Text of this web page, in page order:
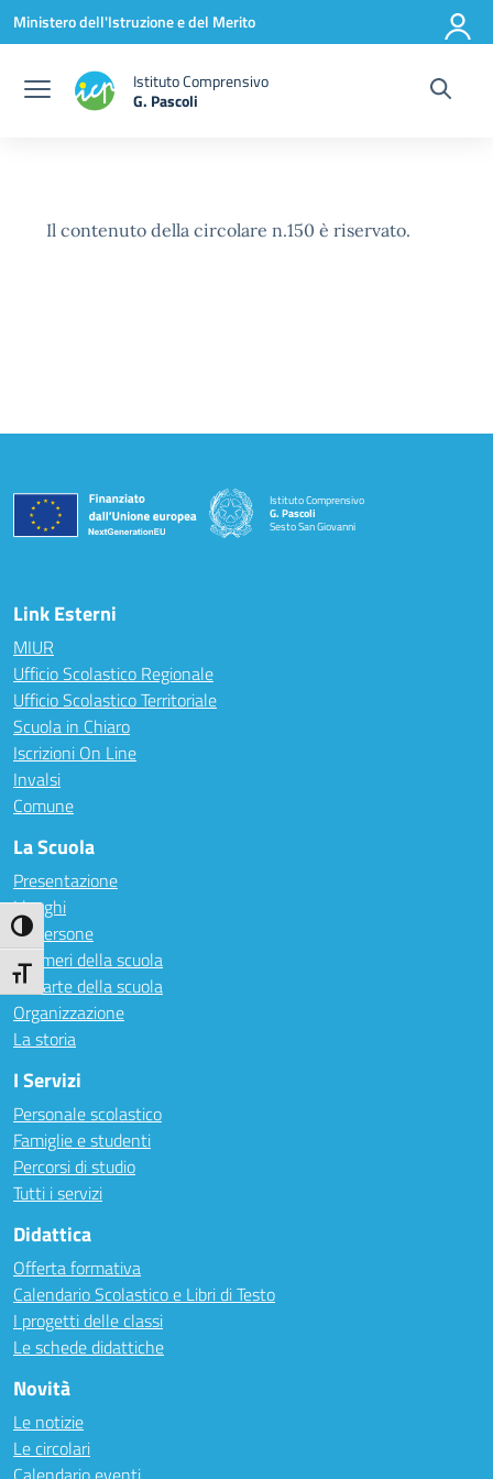
Attiva/disattiva alto contrasto
Attiva/disattiva dimensione testo
Vai ai contenuti
Vai al menu di navigazione
Vai al footer
Ministero dell'Istruzione e del Merito
Istituto Comprensivo
G. Pascoli
Il contenuto della circolare n.150 è riservato.
Istituto Comprensivo
G. Pascoli
Sesto San Giovanni
Link Esterni
MIUR
Ufficio Scolastico Regionale
Ufficio Scolastico Territoriale
Scuola in Chiaro
Iscrizioni On Line
Invalsi
Comune
La Scuola
Presentazione
I luoghi
Le persone
I numeri della scuola
Le carte della scuola
Organizzazione
La storia
I Servizi
Personale scolastico
Famiglie e studenti
Percorsi di studio
Tutti i servizi
Didattica
Offerta formativa
Calendario Scolastico e Libri di Testo
I progetti delle classi
Le schede didattiche
Novità
Le notizie
Le circolari